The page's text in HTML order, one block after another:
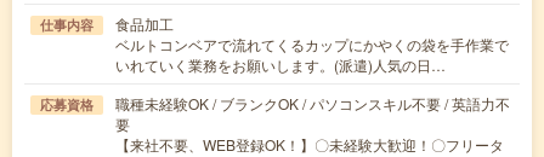
仕事内容
食品加工
ベルトコンベアで流れてくるカップにかやくの袋を手作業で
いれていく業務をお願いします。(派遣)人気の日…
応募資格
職種未経験OK / ブランクOK / パソコンスキル不要 / 英語力不
要
【来社不要、WEB登録OK！】〇未経験大歓迎！〇フリータ